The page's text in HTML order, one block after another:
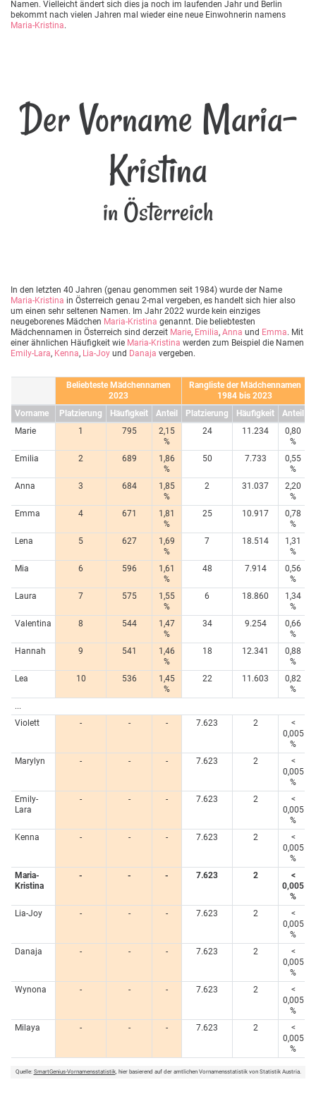
Namen. Vielleicht ändert sich dies ja noch im laufenden Jahr und Berlin
bekommt nach vielen Jahren mal wieder eine neue Einwohnerin namens
Maria-Kristina.
Der Vorname Maria-
Kristina
in Österreich
In den letzten 40 Jahren (genau genommen seit 1984) wurde der Name
Maria-Kristina in Österreich genau 2-mal vergeben, es handelt sich hier also
um einen sehr seltenen Namen. Im Jahr 2022 wurde kein einziges
neugeborenes Mädchen Maria-Kristina genannt. Die beliebtesten
Mädchennamen in Österreich sind derzeit Marie, Emilia, Anna und Emma. Mit
einer ähnlichen Häufigkeit wie Maria-Kristina werden zum Beispiel die Namen
Emily-Lara, Kenna, Lia-Joy und Danaja vergeben.
Beliebteste Mädchennamen
2023
Rangliste der Mädchennamen
1984 bis 2023
Vorname
Platzierung Häufigkeit Anteil Platzierung Häufigkeit
Anteil
Marie
1 795
2,15
%
24 11.234
0,80
%
Emilia
2 689
1,86
%
50 7.733
0,55
%
Anna
3 684
1,85
%
2 31.037
2,20
%
Emma
4 671
1,81
%
25 10.917
0,78
%
Lena
5 627
1,69
%
7 18.514
1,31
%
Mia
6 596
1,61
%
48 7.914
0,56
%
Laura
7 575
1,55
%
6 18.860
1,34
%
Valentina
8 544
1,47
%
34 9.254
0,66
%
Hannah
9 541
1,46
%
18 12.341
0,88
%
Lea
10 536
1,45
%
22 11.603
0,82
%
...
Violett
- - - 7.623 2
<
0,005
%
Marylyn
- - - 7.623 2
<
0,005
%
Emily-
Lara
- - - 7.623 2
<
0,005
%
Kenna
- - - 7.623 2
<
0,005
%
Maria-
Kristina
- - - 7.623 2
<
0,005
%
Lia-Joy
- - - 7.623 2
<
0,005
%
Danaja
- - - 7.623 2
<
0,005
%
Wynona
- - - 7.623 2
<
0,005
%
Milaya
- - - 7.623 2
<
0,005
%
Quelle: SmartGenius-Vornamensstatistik, hier basierend auf der amtlichen Vornamensstatistik von Statistik Austria.